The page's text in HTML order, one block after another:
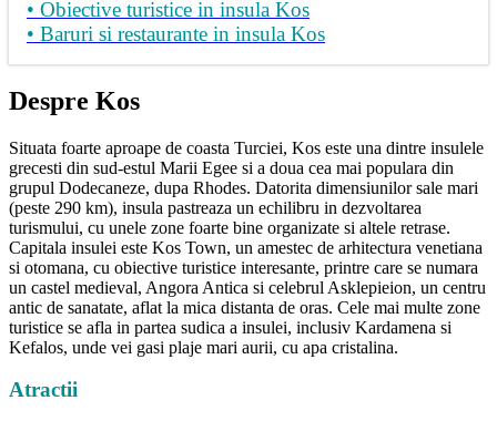
• Obiective turistice in insula Kos
• Baruri si restaurante in insula Kos
Despre Kos
Situata foarte aproape de coasta Turciei, Kos este una dintre insulele
grecesti din sud-estul Marii Egee si a doua cea mai populara din
grupul Dodecaneze, dupa Rhodes. Datorita dimensiunilor sale mari
(peste 290 km), insula pastreaza un echilibru in dezvoltarea
turismului, cu unele zone foarte bine organizate si altele retrase.
Capitala insulei este Kos Town, un amestec de arhitectura venetiana
si otomana, cu obiective turistice interesante, printre care se numara
un castel medieval, Angora Antica si celebrul Asklepieion, un centru
antic de sanatate, aflat la mica distanta de oras. Cele mai multe zone
turistice se afla in partea sudica a insulei, inclusiv Kardamena si
Kefalos, unde vei gasi plaje mari aurii, cu apa cristalina.
Atractii